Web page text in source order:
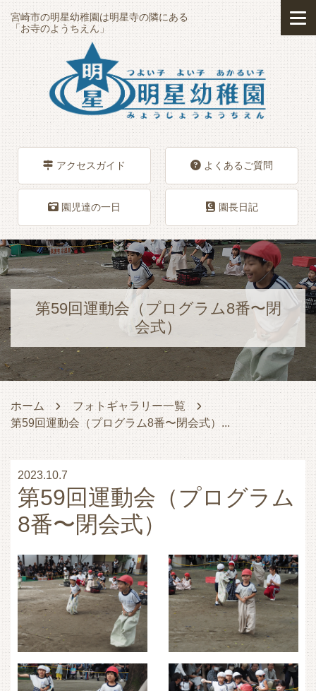
宮崎市の明星幼稚園は明星寺の隣にある
「お寺のようちえん」
アクセスガイド よくあるご質問
園児達の一日 園長日記
第59回運動会（プログラム8番〜閉
会式）
ホーム
フォトギャラリー一覧
第59回運動会（プログラム8番〜閉会式）...
2023.10.7
第59回運動会（プログラム
8番〜閉会式）